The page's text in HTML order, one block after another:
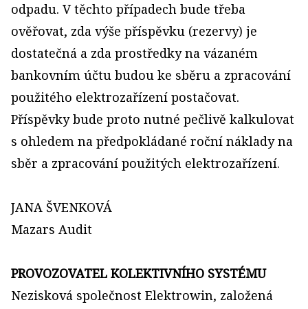
odpadu. V těchto případech bude třeba
ověřovat, zda výše příspěvku (rezervy) je
dostatečná a zda prostředky na vázaném
bankovním účtu budou ke sběru a zpracování
použitého elektrozařízení postačovat.
Příspěvky bude proto nutné pečlivě kalkulovat
s ohledem na předpokládané roční náklady na
sběr a zpracování použitých elektrozařízení.
JANA ŠVENKOVÁ
Mazars Audit
PROVOZOVATEL KOLEKTIVNÍHO SYSTÉMU
Nezisková společnost Elektrowin, založená